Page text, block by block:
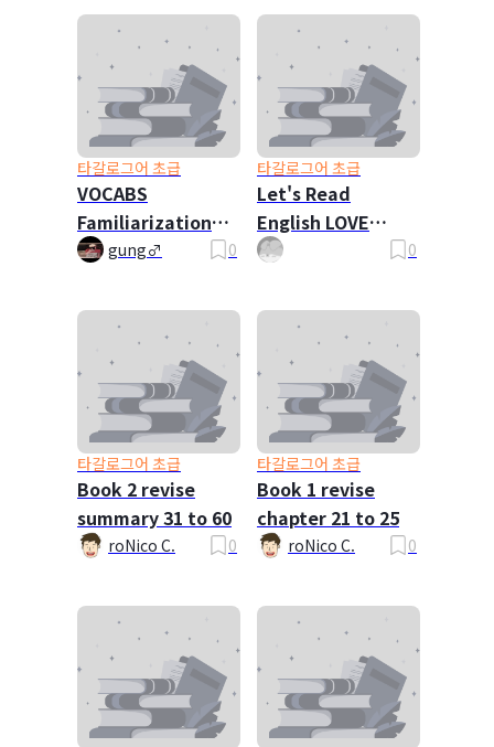
타갈로그어 초급
VOCABS
Familiarization
CH1-5 (NEW
gung♂ 0
타갈로그어 초급
Let's Read
English LOVE
Poems WITH NERY0
타갈로그어 초급
Book 2 revise
summary 31 to 60
roNico C. 0
타갈로그어 초급
Book 1 revise
chapter 21 to 25
roNico C. 0